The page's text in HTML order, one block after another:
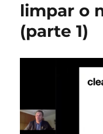
limpar o
(parte 1)